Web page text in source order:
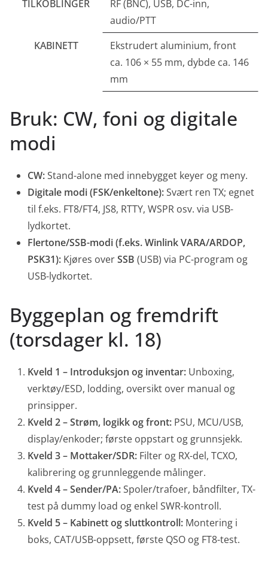
TILKOBLINGER
RF (BNC), USB, DC-inn,
audio/PTT
KABINETT
Ekstrudert aluminium, front
ca. 106 × 55 mm, dybde ca. 146
mm
Bruk: CW, foni og digitale
modi
CW:Stand-alone med innebygget keyer og meny.
Digitale modi (FSK/enkeltone):Svært ren TX; egnet
til f.eks. FT8/FT4, JS8, RTTY, WSPR osv. via USB-
lydkortet.
Flertone/SSB-modi (f.eks. Winlink VARA/ARDOP,
PSK31): Kjøres overSSB (USB) via PC-program og
USB-lydkortet.
Byggeplan og fremdrift
(torsdager kl. 18)
Kveld 1 – Introduksjon og inventar: Unboxing,
verktøy/ESD, lodding, oversikt over manual og
prinsipper.
Kveld 2 – Strøm, logikk og front: PSU, MCU/USB,
display/enkoder; første oppstart og grunnsjekk.
Kveld 3 – Mottaker/SDR: Filter og RX-del, TCXO,
kalibrering og grunnleggende målinger.
Kveld 4 – Sender/PA:Spoler/trafoer, båndfilter, TX-
test på dummy load og enkel SWR-kontroll.
Kveld 5 – Kabinett og sluttkontroll: Montering i
boks, CAT/USB-oppsett, første QSO og FT8-test.